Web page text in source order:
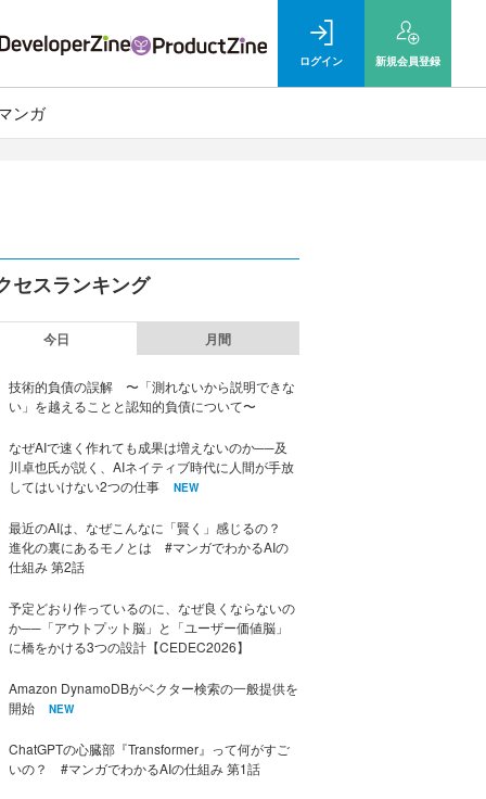
ログイン 新規会員登録
ンガ
セスランキング
今日 月間
技術的負債の誤解 〜「測れないから説明できな
い」を越えることと認知的負債について〜
なぜAIで速く作れても成果は増えないのか──及
川卓也氏が説く、AIネイティブ時代に人間が手放
してはいけない2つの仕事
NEW
最近のAIは、なぜこんなに「賢く」感じるの？
進化の裏にあるモノとは #マンガでわかるAIの
仕組み 第2話
予定どおり作っているのに、なぜ良くならないの
か──「アウトプット脳」と「ユーザー価値脳」
に橋をかける3つの設計【CEDEC2026】
Amazon DynamoDBがベクター検索の一般提供を
開始
NEW
ChatGPTの心臓部『Transformer』って何がすご
いの？ #マンガでわかるAIの仕組み 第1話